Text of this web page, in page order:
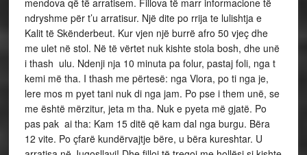
mendova që të arratisem. Fillova të marr informacione të
ndryshme për t’u arratisur. Një dite po rrija te lulishtja e
Kalit të Skënderbeut. Kur vjen një burrë afro 50 vjeç dhe
me ulet në stol. Në të vërtet nuk kishte stola bosh, dhe unë
i thash ulu. Ndenji nja 10 minuta pa folur, pastaj foli, nga t
kemi më tha. I thash me përtesë: nga Vlora, po ti nga je,
lere mos m pyet tani nuk di nga jam. Po pse i them unë, se
me është mërzitur, jeta m tha. Nuk e pyeta më gjatë. Po
pas pak ai tha: Kam 15 ditë që kam dal nga burgu. Bëra
12 vite. Po çfarë kundërvajtje bëre, u bëra kureshtar. U